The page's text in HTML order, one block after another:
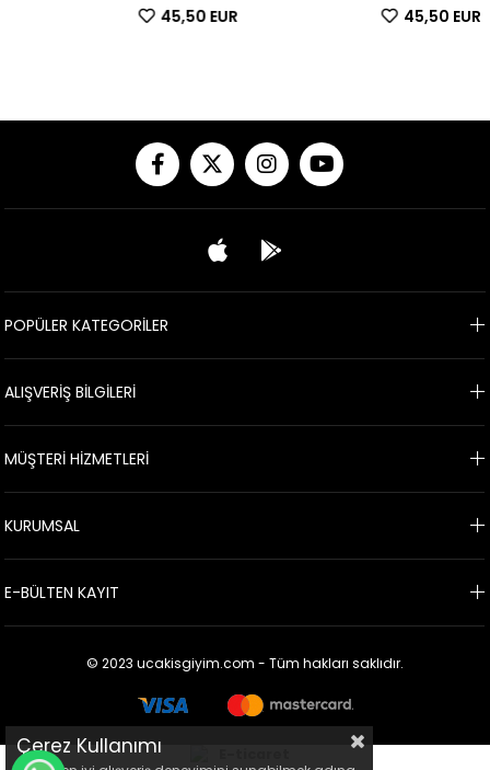
POPÜLER KATEGORİLER
ALIŞVERİŞ BİLGİLERİ
MÜŞTERİ HİZMETLERİ
KURUMSAL
E-BÜLTEN KAYIT
© 2023 ucakisgiyim.com - Tüm hakları saklıdır.
Çerez Kullanımı